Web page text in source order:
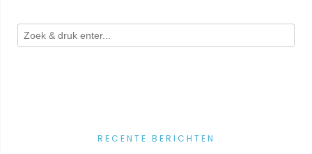
RECENTE BERICHTEN